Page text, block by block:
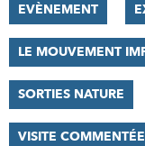
EVÈNEMENT
LE MOUVEMENT
SORTIES NATURE
VISITE COMMENTÉE